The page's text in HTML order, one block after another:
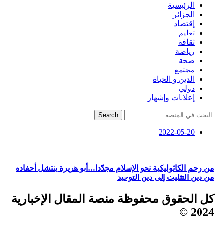
الرئيسية
الجزائر
إقتصاد
تعليم
ثقافة
رياضة
صحة
مجتمع
الدين و الحياة
دولي
إعلانات وإشهار
Search
2022-05-20
من رحم الكاثوليكية نحو الإسلام مجدّدا…أبو هريرة ينتشل أحفاده
من دين التثليث إلى دين التوحيد
كل الحقوق محفوظة منصة المقال الإخبارية
2024 ©